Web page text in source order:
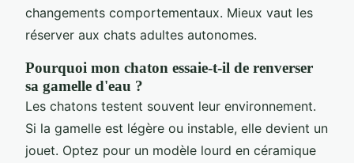
changements comportementaux. Mieux vaut les
réserver aux chats adultes autonomes.
Pourquoi mon chaton essaie-t-il de renverser
sa gamelle d'eau ?
Les chatons testent souvent leur environnement.
Si la gamelle est légère ou instable, elle devient un
jouet. Optez pour un modèle lourd en céramique